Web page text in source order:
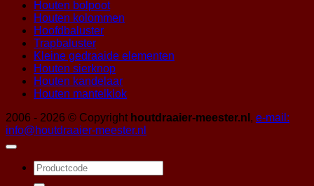
Houten bolpoot
Houten kolommen
Hoofdbaluster
Trapbaluster
Kleine gedraaide elementen
Houten sierknop
Houten kandelaar
Houten mantelklok
2006 - 2026 © Copyright houtdraaier-meester.nl , e-mail:
info@houtdraaier-meester.nl
Zoeken
naar: